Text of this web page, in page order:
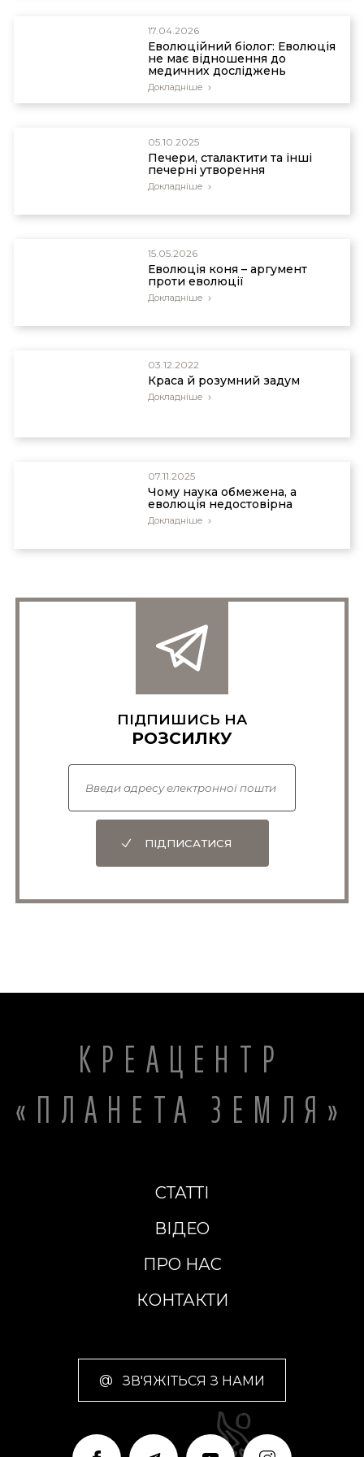
17.04.2026
Еволюційний біолог: Еволюція
не має відношення до
медичних досліджень
Докладніше
05.10.2025
Печери, сталактити та інші
печерні утворення
Докладніше
15.05.2026
Еволюція коня – аргумент
проти еволюції
Докладніше
03.12.2022
Краса й розумний задум
Докладніше
07.11.2025
Чому наука обмежена, а
еволюція недостовірна
Докладніше
ПІДПИШИСЬ НА
РОЗСИЛКУ
ПІДПИСАТИСЯ
КРЕАЦЕНТР
«ПЛАНЕТА ЗЕМЛЯ»
СТАТТІ
ВІДЕО
ПРО НАС
КОНТАКТИ
@ ЗВ'ЯЖІТЬСЯ З НАМИ